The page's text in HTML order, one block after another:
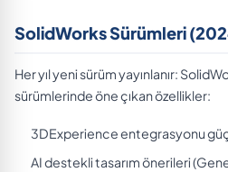
SolidWorks Sürümleri
Her yıl yeni sürüm yayınlanır:
sürümlerinde öne çıkan özellikler:
3DExperience entegrasyonu
AI destekli tasarım önerileri